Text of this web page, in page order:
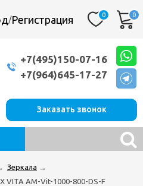
/Регистрация 0 0
+7(495)150-07-16
+7(964)645-17-27
Заказать звонок
Зеркала →
VITA AM-Vit-1000-800-DS-F